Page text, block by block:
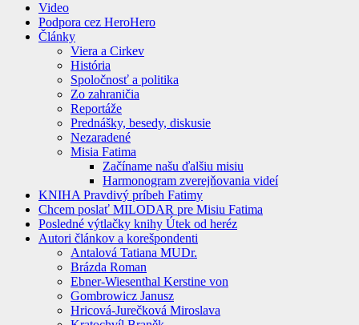
Video
Podpora cez HeroHero
Články
Viera a Cirkev
História
Spoločnosť a politika
Zo zahraničia
Reportáže
Prednášky, besedy, diskusie
Nezaradené
Misia Fatima
Začíname našu ďalšiu misiu
Harmonogram zverejňovania videí
KNIHA Pravdivý príbeh Fatimy
Chcem poslať MILODAR pre Misiu Fatima
Posledné výtlačky knihy Útek od heréz
Autori článkov a korešpondenti
Antalová Tatiana MUDr.
Brázda Roman
Ebner-Wiesenthal Kerstine von
Gombrowicz Janusz
Hricová-Jurečková Miroslava